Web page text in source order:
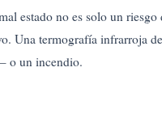
estado no es solo un riesgo
Una termografía infrarroja
o un incendio.